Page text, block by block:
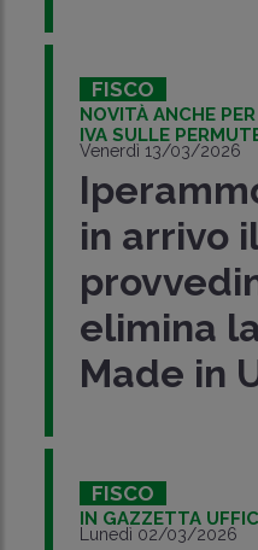
FISCO
NOVITÀ ANCHE
IVA SULLE
Venerdì 13/03/2026
in arrivo il
elimina
Made in
FISCO
IN GAZZETTA
Lunedì 02/03/2026